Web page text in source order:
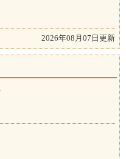
2026年08月07日更新